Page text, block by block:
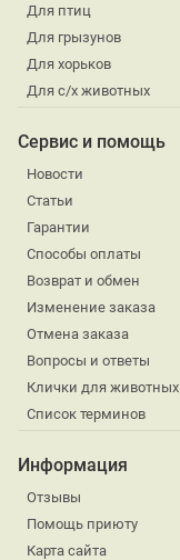
Для птиц
Для грызунов
Для хорьков
Для с/х животных
Сервис и помощь
Новости
Статьи
Гарантии
Способы оплаты
Возврат и обмен
Изменение заказа
Отмена заказа
Вопросы и ответы
Клички для животных
Список терминов
Информация
Отзывы
Помощь приюту
Карта сайта